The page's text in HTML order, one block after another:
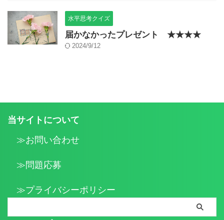
水平思考クイズ
届かなかったプレゼント ★★★★
2024/9/12
当サイトについて
≫お問い合わせ
≫問題応募
≫プライバシーポリシー